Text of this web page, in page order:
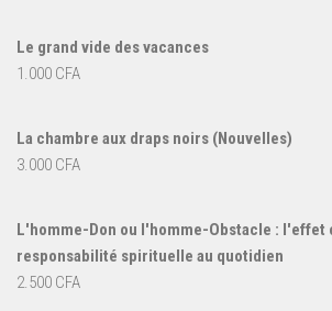
Le grand vide des vacances
1.000 CFA
La chambre aux draps noirs (Nouvelles)
3.000 CFA
L'homme-Don ou l'homme-Obstacle : l'effet
responsabilité spirituelle au quotidien
2.500 CFA